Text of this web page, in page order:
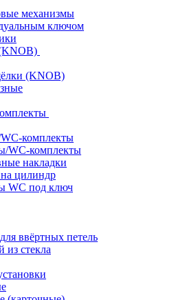
механизмы
ключом
(KNOB)
комплекты
WC-комплекты
накладки
цилиндр
WC под ключ
ввёртных петель
из стекла